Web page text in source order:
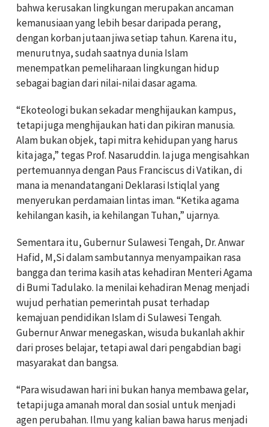
bahwa kerusakan lingkungan merupakan ancaman
kemanusiaan yang lebih besar daripada perang,
dengan korban jutaan jiwa setiap tahun. Karena itu,
menurutnya, sudah saatnya dunia Islam
menempatkan pemeliharaan lingkungan hidup
sebagai bagian dari nilai-nilai dasar agama.
“Ekoteologi bukan sekadar menghijaukan kampus,
tetapi juga menghijaukan hati dan pikiran manusia.
Alam bukan objek, tapi mitra kehidupan yang harus
kita jaga,” tegas Prof. Nasaruddin. Ia juga mengisahkan
pertemuannya dengan Paus Franciscus di Vatikan, di
mana ia menandatangani Deklarasi Istiqlal yang
menyerukan perdamaian lintas iman. “Ketika agama
kehilangan kasih, ia kehilangan Tuhan,” ujarnya.
Sementara itu, Gubernur Sulawesi Tengah, Dr. Anwar
Hafid, M,Si dalam sambutannya menyampaikan rasa
bangga dan terima kasih atas kehadiran Menteri Agama
di Bumi Tadulako. Ia menilai kehadiran Menag menjadi
wujud perhatian pemerintah pusat terhadap
kemajuan pendidikan Islam di Sulawesi Tengah.
Gubernur Anwar menegaskan, wisuda bukanlah akhir
dari proses belajar, tetapi awal dari pengabdian bagi
masyarakat dan bangsa.
“Para wisudawan hari ini bukan hanya membawa gelar,
tetapi juga amanah moral dan sosial untuk menjadi
agen perubahan. Ilmu yang kalian bawa harus menjadi